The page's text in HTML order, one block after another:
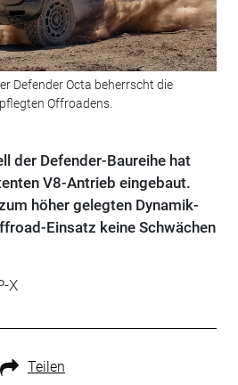
Defender Octa beherrscht die
Offroadens.
der Defender-Baureihe hat
V8-Antrieb eingebaut.
höher gelegten Dynamik-
Einsatz keine Schwächen
X
Teilen